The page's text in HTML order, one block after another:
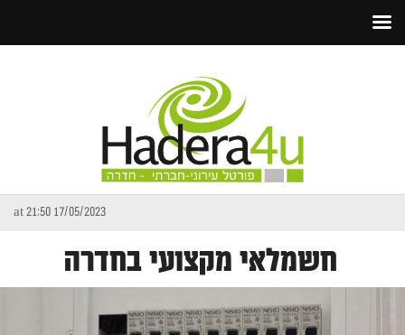
17/05/2023 at 21:50
חשמלאי מקצועי בחדרה